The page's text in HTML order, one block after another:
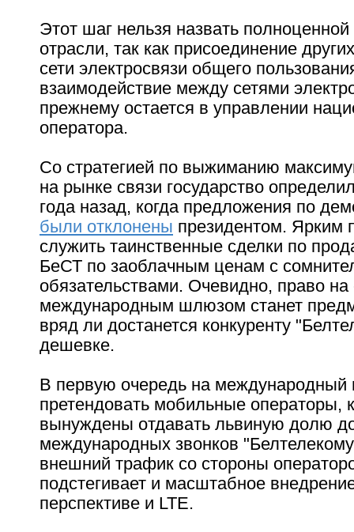
Этот шаг нельзя назвать
отрасли, так как присоединение
сети электросвязи общего
взаимодействие между сетями
прежнему остается в управлении
оператора.
Со стратегией по выжиманию
на рынке связи государство
года назад, когда предложения по
были отклонены президентом. Ярким
служить таинственные сделки по
БеСТ по заоблачным ценам с
обязательствами. Очевидно, право
международным шлюзом станет
вряд ли достанется конкуренту
дешевке.
В первую очередь на
претендовать мобильные операторы,
вынуждены отдавать львиную долю
международных звонков
внешний трафик со стороны
подстегивает и масштабное
перспективе и LTE.